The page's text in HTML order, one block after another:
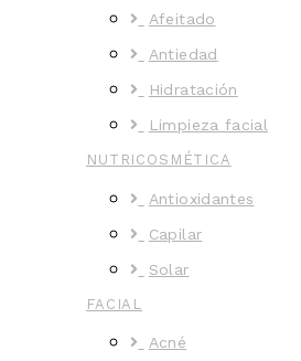
Afeitado
Antiedad
Hidratación
Limpieza facial
NUTRICOSMÉTICA
Antioxidantes
Capilar
Solar
FACIAL
Acné